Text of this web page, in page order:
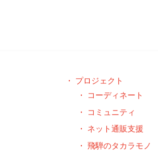
プロジェクト
コーディネート
コミュニティ
ネット通販支援
飛騨のタカラモノ